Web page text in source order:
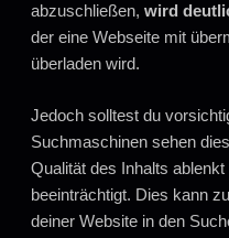
abzuschließen, wird
der eine Webseite mit
überladen wird.
Jedoch solltest du
Suchmaschinen sehen
Qualität des Inhalts
beeinträchtigt. Dies kann
deiner Website in den